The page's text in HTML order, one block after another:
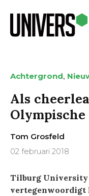
Achtergrond,
Als
Tom Grosfeld
02 februari 2018
Tilburg University
vertegenwoordigt